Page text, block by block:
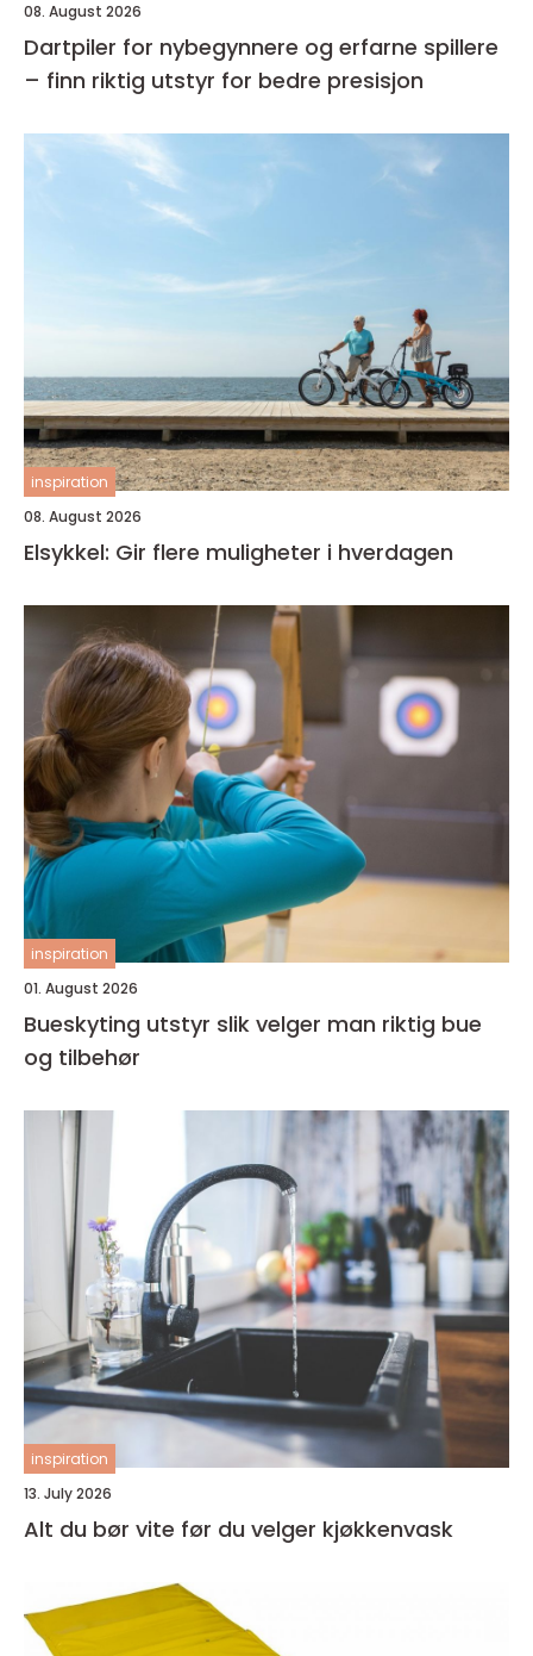
08. August 2026
Dartpiler for nybegynnere og erfarne spillere
– finn riktig utstyr for bedre presisjon
inspiration
08. August 2026
Elsykkel: Gir flere muligheter i hverdagen
inspiration
01. August 2026
Bueskyting utstyr slik velger man riktig bue
og tilbehør
inspiration
13. July 2026
Alt du bør vite før du velger kjøkkenvask